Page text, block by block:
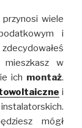
przynosi wiele
i
w
ich montaż.
i
mógł